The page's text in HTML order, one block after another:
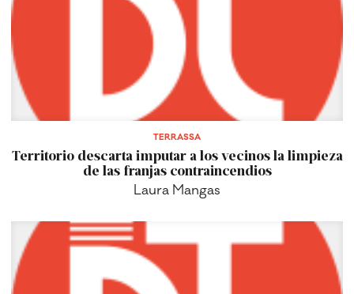
TERRASSA
Territorio descarta imputar a los vecinos la limpieza
de las franjas contraincendios
Laura Mangas